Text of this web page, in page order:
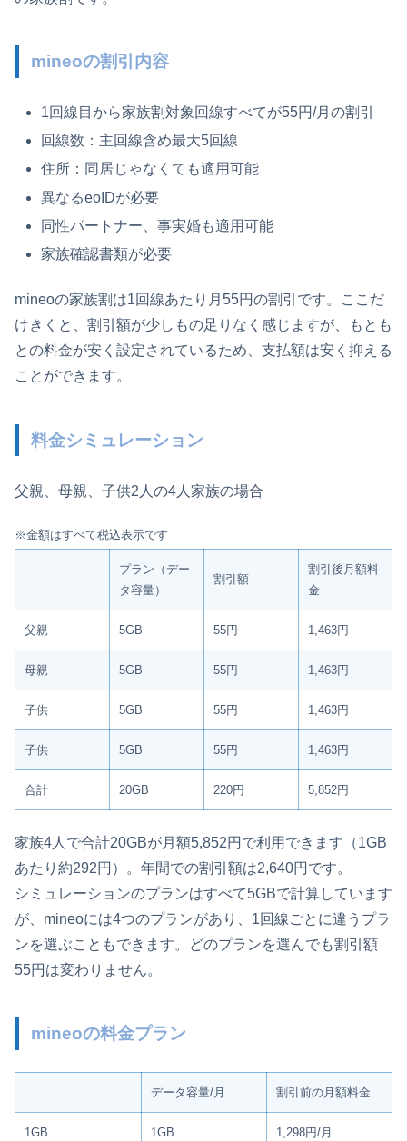
mineoの割引内容
1回線目から家族割対象回線すべてが55円/月の割引
回線数：主回線含め最大5回線
住所：同居じゃなくても適用可能
異なるeoIDが必要
同性パートナー、事実婚も適用可能
家族確認書類が必要
mineoの家族割は1回線あたり月55円の割引です。ここだ
けきくと、割引額が少しもの足りなく感じますが、もとも
との料金が安く設定されているため、支払額は安く抑える
ことができます。
料金シミュレーション
父親、母親、子供2人の4人家族の場合
※金額はすべて税込表示です
プラン（デー
タ容量）
割引額
割引後月額料
金
父親 5GB 55円 1,463円
母親 5GB 55円 1,463円
子供 5GB 55円 1,463円
子供 5GB 55円 1,463円
合計 20GB 220円 5,852円
家族4人で合計20GBが月額5,852円で利用できます（1GB
あたり約292円）。年間での割引額は2,640円です。
シミュレーションのプランはすべて5GBで計算しています
が、mineoには4つのプランがあり、1回線ごとに違うプラ
ンを選ぶこともできます。どのプランを選んでも割引額
55円は変わりません。
mineoの料金プラン
データ容量/月 割引前の月額料金
1GB 1GB 1,298円/月